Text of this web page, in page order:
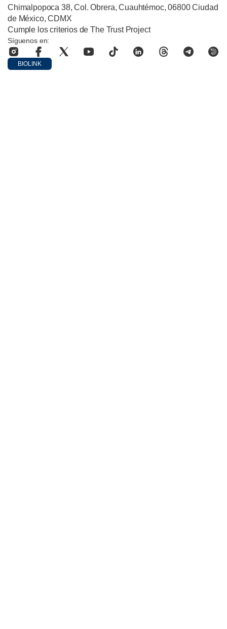
Chimalpopoca 38, Col. Obrera, Cuauhtémoc, 06800 Ciudad
de México, CDMX
Cumple los criterios de The Trust Project
Síguenos en:
BIOLINK